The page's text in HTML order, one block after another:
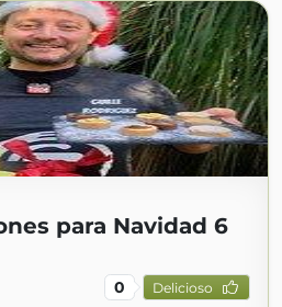
para Navidad 6
0 Delicioso